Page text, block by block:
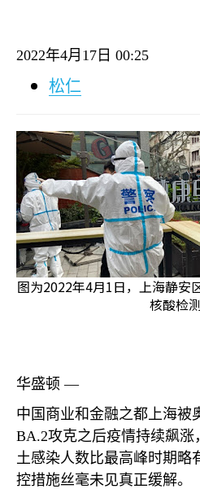
2022年4月 17 日 00:25
松仁
图为2022年4月1日，上海静安
核酸检测
华盛顿 —
中国商业和金融之都上海被
BA.2攻克之后疫情持续飙
土感染人数比最高峰时期略
控措施丝毫未见真正缓解。